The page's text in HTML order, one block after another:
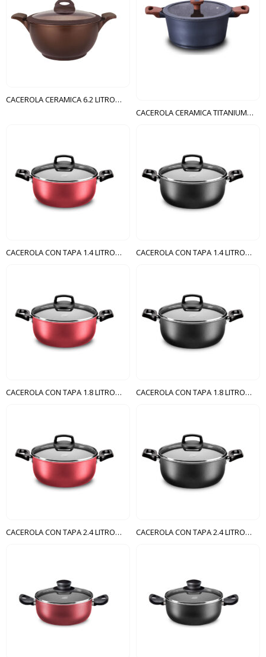
CACEROLA CERAMICA 6.2 LITROS N28 CON TAPA MTA BELGA
CACEROLA CERAMICA TITANIUM N°28 MTA
CACEROLA CON TAPA 1.4 LITROS N16 CRISTAL MTA CEREZA CACEROLA CON TAPA 1.4 LITROS N16 CRISTAL MTA GRAFITE
CACEROLA CON TAPA 1.8 LITROS N18 CRISTAL MTA CEREZA CACEROLA CON TAPA 1.8 LITROS N18 CRISTAL MTA GRAFITE
CACEROLA CON TAPA 2.4 LITROS N20 CRISTAL MTA CEREZA CACEROLA CON TAPA 2.4 LITROS N20 CRISTAL MTA GRAFITE